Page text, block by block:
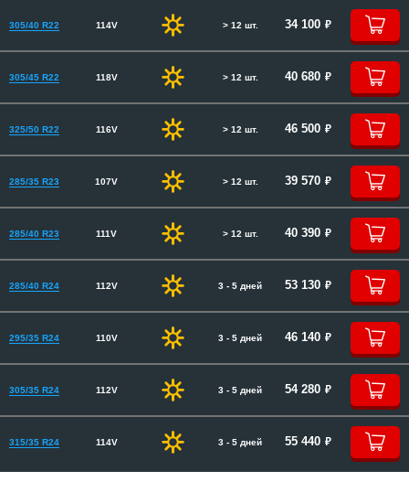
305/40 R22 114V > 12 шт. 34 100 руб.
305/45 R22 118V > 12 шт. 40 680 руб.
325/50 R22 116V > 12 шт. 46 500 руб.
285/35 R23 107V > 12 шт. 39 570 руб.
285/40 R23 111V > 12 шт. 40 390 руб.
285/40 R24 112V 3 - 5 дней 53 130 руб.
295/35 R24 110V 3 - 5 дней 46 140 руб.
305/35 R24 112V 3 - 5 дней 54 280 руб.
315/35 R24 114V 3 - 5 дней 55 440 руб.